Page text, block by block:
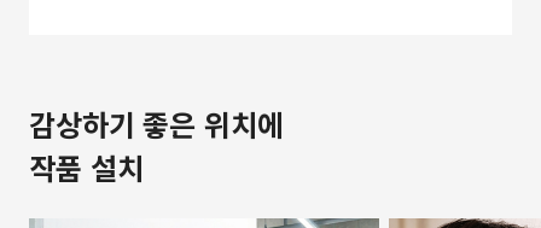
감상하기 좋은 위치에
작품 설치